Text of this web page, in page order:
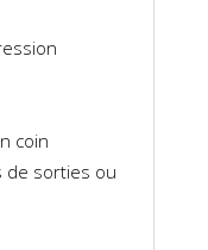
coin
de sorties ou